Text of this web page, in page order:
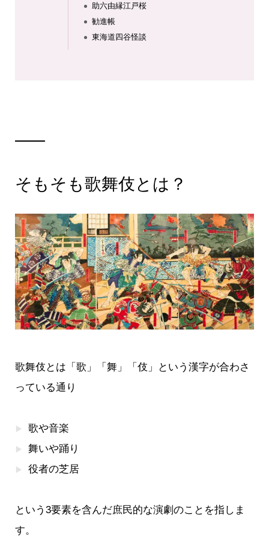
助六由縁江戸桜
勧進帳
東海道四谷怪談
そもそも歌舞伎とは？
歌舞伎とは「歌」「舞」「伎」という漢字が合わさ
っている通り
歌や音楽
舞いや踊り
役者の芝居
という3要素を含んだ庶民的な演劇のことを指しま
す。